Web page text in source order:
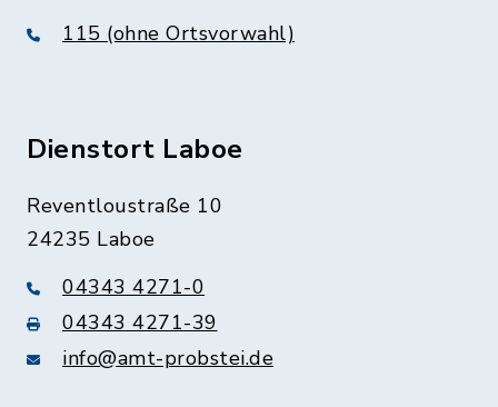
115 (ohne Ortsvorwahl)
Dienstort Laboe
Reventloustraße 10
24235 Laboe
04343 4271-0
04343 4271-39
info@amt-probstei.de